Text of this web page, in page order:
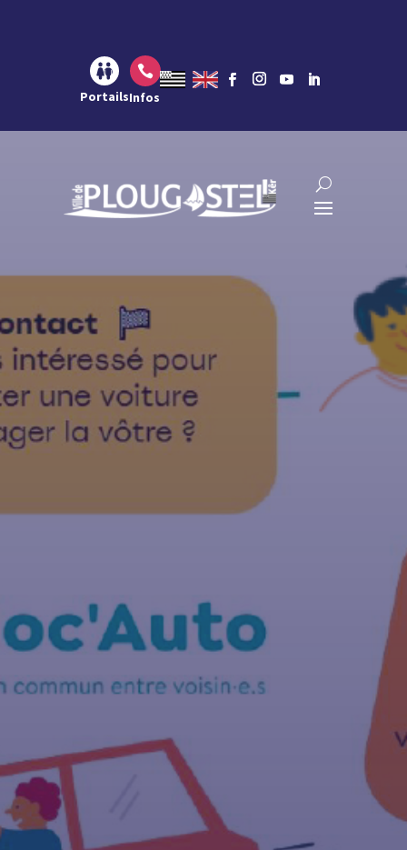
Aller à la recherche
Portails

Infos